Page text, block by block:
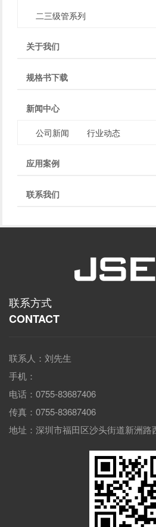
二三级管系列
关于我们
规格书下载
新闻中心
公司新闻 行业动态
应用案例
联系我们
联系方式
CONTACT
联系人：刘先生
手机：
电话：0755-83687406
传真：0755-83687406
地址：深圳市福田区沙头街道新洲路